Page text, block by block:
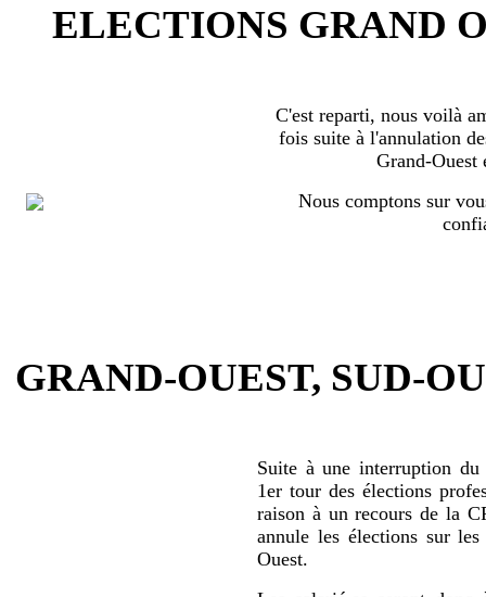
ELECTIONS GRAND
C'est reparti, nous voilà
fois suite à l'annulation
Grand-Ouest
Nous comptons sur
GRAND-OUEST, SUD-
Suite à une interruption
1er tour des élections
raison à un recours de la
annule les élections sur
Ouest.